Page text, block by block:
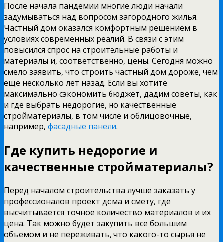
После начала пандемии многие люди начали
задумываться над вопросом загородного жилья.
Частный дом оказался комфортным решением в
условиях современных реалий. В связи с этим
повысился спрос на строительные работы и
материалы и, соответственно, цены. Сегодня можно
смело заявить, что строить частный дом дороже, чем
еще несколько лет назад. Если вы хотите
максимально сэкономить бюджет, дадим советы, как
и где выбрать недорогие, но качественные
стройматериалы, в том числе и облицовочные,
например, фасадные панели.
Где купить недорогие и
качественные стройматериалы?
Перед началом строительства лучше заказать у
профессионалов проект дома и смету, где
высчитывается точное количество материалов и их
цена. Так можно будет закупить все большим
объемом и не переживать, что какого-то сырья не